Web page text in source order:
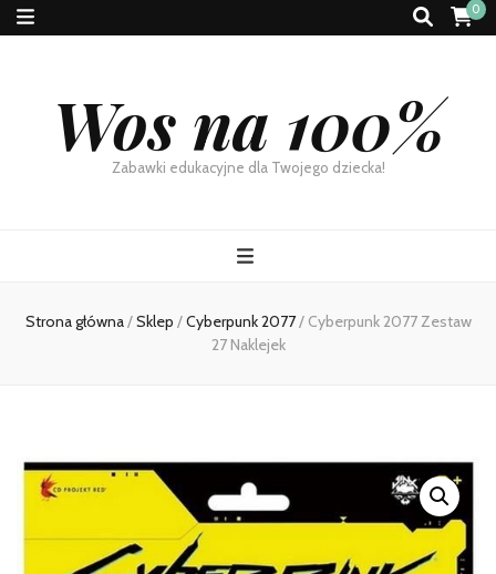
0
Wos na 100%
Zabawki edukacyjne dla Twojego dziecka!
Strona główna/Sklep /Cyberpunk 2077/ Cyberpunk 2077 Zestaw
27 Naklejek